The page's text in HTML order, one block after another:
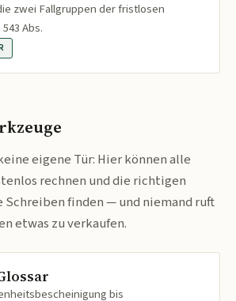
zwei Fallgruppen der fristlosen
Abs.
eigene Tür: Hier können alle
rechnen und die richtigen
finden — und niemand ruft
etwas zu verkaufen.
bis